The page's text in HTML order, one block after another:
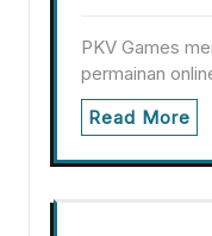
PKV Games
permainan
Read More